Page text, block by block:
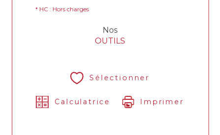
* HC : Hors charges
Nos
OUTILS
Sélectionner
Calculatrice Imprimer